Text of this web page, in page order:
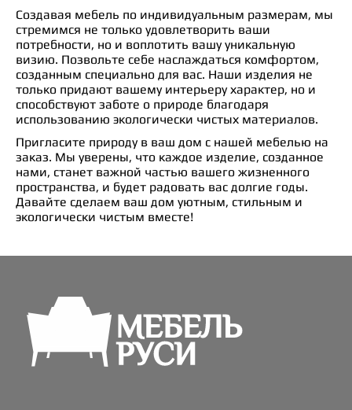
Создавая мебель по индивидуальным размерам, мы
стремимся не только удовлетворить ваши
потребности, но и воплотить вашу уникальную
визию. Позвольте себе наслаждаться комфортом,
созданным специально для вас. Наши изделия не
только придают вашему интерьеру характер, но и
способствуют заботе о природе благодаря
использованию экологически чистых материалов.
Пригласите природу в ваш дом с нашей мебелью на
заказ. Мы уверены, что каждое изделие, созданное
нами, станет важной частью вашего жизненного
пространства, и будет радовать вас долгие годы.
Давайте сделаем ваш дом уютным, стильным и
экологически чистым вместе!